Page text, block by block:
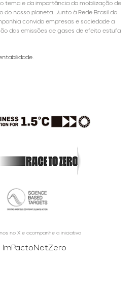
tema e da importância da mobilização de
nosso planeta. Junto à Rede Brasil do
convida empresas e sociedade a
das emissões de gases de efeito estufa
no X e acompanhe a iniciativa
ImPactoNetZero